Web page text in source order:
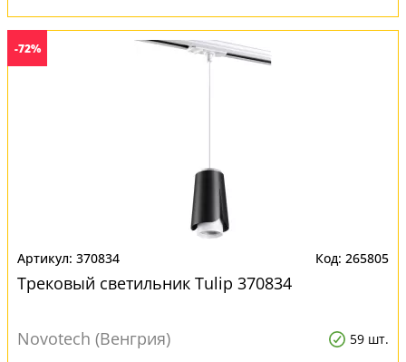
-72%
370834 265805
Трековый светильник Tulip 370834
Novotech (Венгрия) 59 шт.